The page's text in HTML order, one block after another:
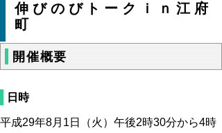
伸びのびトークｉｎ江府
町
開催概要
日時
平成29年8月1日（火）午後2時30分から4時